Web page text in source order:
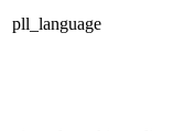
pll_language